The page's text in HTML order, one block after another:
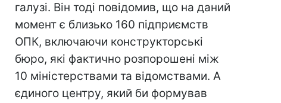
галузі. Він тоді повідомив, що на даний
момент є близько 160 підприємств
ОПК, включаючи конструкторські
бюро, які фактично розпорошені між
10 міністерствами та відомствами. А
єдиного центру, який би формував